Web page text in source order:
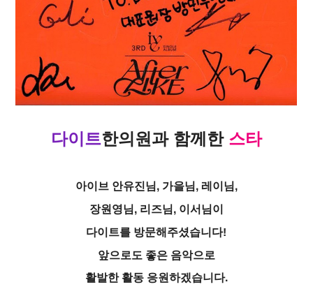
다이트한의원 과함께한 스타
아이브 안유진님, 가을님, 레이님,
장원영님, 리즈님, 이서님이
다이트를 방문해주셨습니다!
앞으로도 좋은 음악으로
활발한 활동 응원하겠습니다.